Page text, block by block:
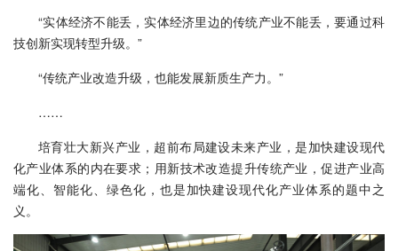
“实体经济不能丢，实体经济里边的传统产业不能丢，要通过科
技创新实现转型升级。”
“传统产业改造升级，也能发展新质生产力。”
……
培育壮大新兴产业，超前布局建设未来产业，是加快建设现代
化产业体系的内在要求；用新技术改造提升传统产业，促进产业高
端化、智能化、绿色化，也是加快建设现代化产业体系的题中之
义。